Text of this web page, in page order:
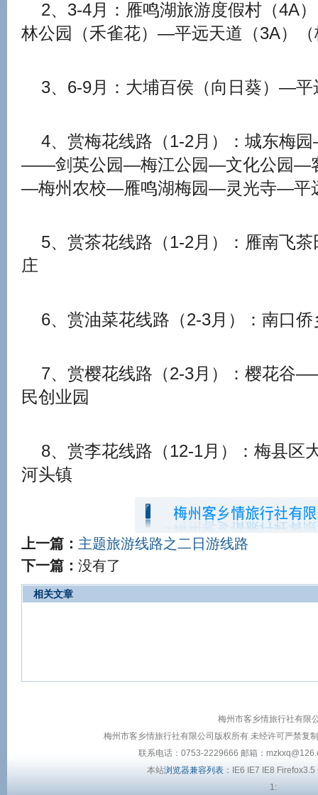
2、3-4月：雁鸣湖旅游度假村（4A
林公园（禾雀花）—平远天道（3A）（
3、6-9月：大埔百侯（向日葵）—平
4、赏梅花线路（1-2月）：城东梅
——剑英公园—梅江公园—文化公园—
—梅州农校—雁鸣湖梅园—灵光寺—平
5、赏茶花线路（1-2月）：雁南飞
庄
6、赏油菜花线路（2-3月）：南口
7、赏樱花线路（2-3月）：樱花
民创业园
8、赏李花线路（12-1月）：梅县
河头镇
上一篇： 主题旅游线路之二日游线路
下一篇： 没有了
相关文章
梅州市客乡情旅行社有限
梅州市客乡情旅行社有限公司版权所有 未经许可严禁复
联系电话：0753-2229666 邮箱：
本站浏览器兼容列表：IE6 IE7 IE8
1: